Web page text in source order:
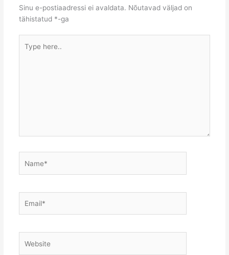
Sinu e-postiaadressi ei avaldata. Nõutavad väljad on
tähistatud *-ga
here..